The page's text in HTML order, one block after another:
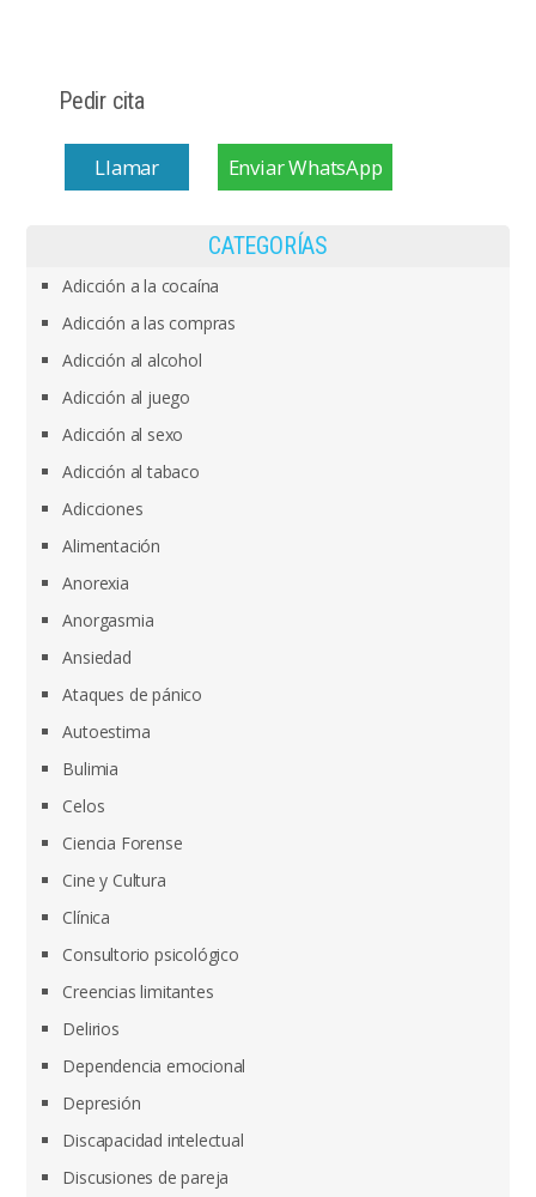
Pedir cita
Llamar Enviar WhatsApp
CATEGORÍAS
Adicción a la cocaína
Adicción a las compras
Adicción al alcohol
Adicción al juego
Adicción al sexo
Adicción al tabaco
Adicciones
Alimentación
Anorexia
Anorgasmia
Ansiedad
Ataques de pánico
Autoestima
Bulimia
Celos
Ciencia Forense
Cine y Cultura
Clínica
Consultorio psicológico
Creencias limitantes
Delirios
Dependencia emocional
Depresión
Discapacidad intelectual
Discusiones de pareja